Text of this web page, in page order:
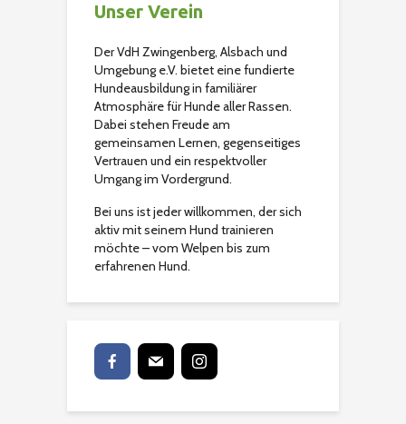
Unser Verein
Der VdH Zwingenberg, Alsbach und
Umgebung e.V. bietet eine fundierte
Hundeausbildung in familiärer
Atmosphäre für Hunde aller Rassen.
Dabei stehen Freude am
gemeinsamen Lernen, gegenseitiges
Vertrauen und ein respektvoller
Umgang im Vordergrund.
Bei uns ist jeder willkommen, der sich
aktiv mit seinem Hund trainieren
möchte – vom Welpen bis zum
erfahrenen Hund.